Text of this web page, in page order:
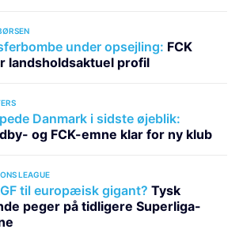
under opsejling: FCK
landsholdsaktuel profil
Danmark i sidste øjeblik:
og FCK-emne klar for ny klub
LEAGUE
til europæisk gigant? Tysk
peger på tidligere Superliga-